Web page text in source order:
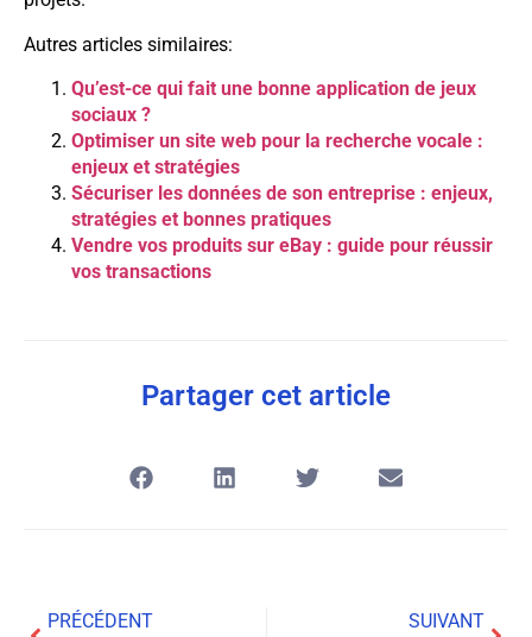
Autres articles similaires:
Qu’est-ce qui fait une bonne application de jeux
sociaux ?
Optimiser un site web pour la recherche vocale :
enjeux et stratégies
Sécuriser les données de son entreprise : enjeux,
stratégies et bonnes pratiques
Vendre vos produits sur eBay : guide pour réussir
vos transactions
Partager cet article
PRÉCÉDENT
SUIVANT